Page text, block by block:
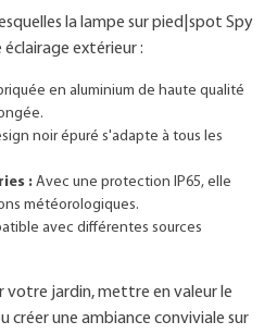
la lampe sur pied|spot Spy
extérieur :
en aluminium de haute qualité
noir épuré s'adapte à tous les
: Avec une protection IP65, elle
météorologiques.
avec différentes sources
votre jardin, mettre en valeur le
créer une ambiance conviviale sur